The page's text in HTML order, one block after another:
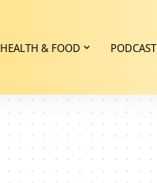
HEALTH & FOOD PODCAST